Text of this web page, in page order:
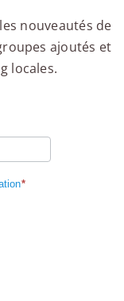
nouveautés de
ajoutés et
locales.
*